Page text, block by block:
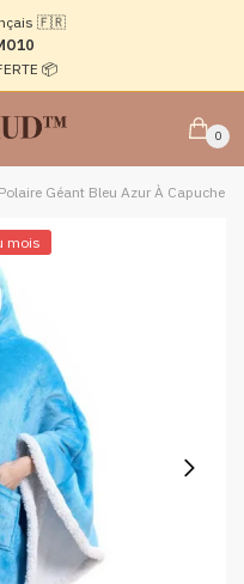
🇫🇷
📦
0
Géant Bleu Azur À Capuche
mois